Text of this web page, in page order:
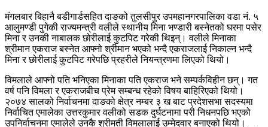
मंगलबार बिहानै बडीगार्डसहित दाङको तुलसीपुर उपमहानगरपालिका वडा नं. ५
आलुमण्डी पुगेकी राज्यमन्त्री वलीले स्थानीय मिना भण्डारी बस्नेतको घरमा पसेर
मिना र उनकी नाबालक छोरीलाई कुटपिट गरेकी थिइन्। वलीले मिनाका
श्रीमान एकराज बस्नेत आफ्नो श्रीमान भएको भन्दै एकराजलाई निकाल्न भन्दै
मिना र छोरीलाई कुटपिट गरेपछि प्रहरीले नियन्त्रणमा लिएको थियो।
विमलाले आफ्नो पति भनिएका मिनाका पति एकराज भने सम्पर्कविहीन छन्। गत
वर्ष पनि विमला र एकराजबीच प्रेम सम्बन्ध रहेको विषय बाहिरिएको थियो।
२०७४ सालको निर्वाचनमा दाङको क्षेत्र नम्बर ३ ख बाट प्रदेशसभा सदस्यमा
निर्वाचित एमालेका उत्तरकुमार वलीको सडक दुर्घटनामा परी निधनपछि भएको
उपनिर्वाचनमा एमालेले उनकै श्रीमती विमलालाई उम्मेदवार बनाएको थियो।